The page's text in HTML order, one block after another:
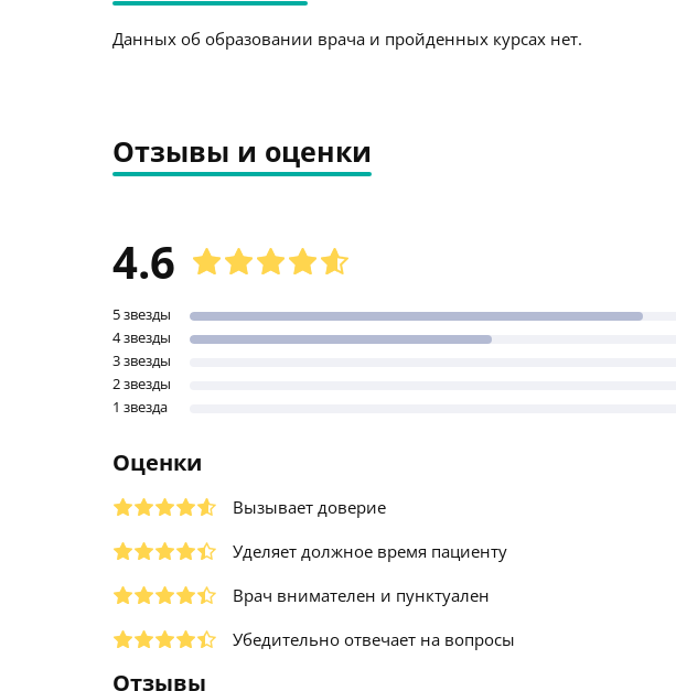
Данных об образовании врача и пройденных курсах нет.
Отзывы и оценки
4.6
5 звезды
4 звезды
3 звезды
2 звезды
1 звезда
Оценки
Вызывает доверие
Уделяет должное время пациенту
Врач внимателен и пунктуален
Убедительно отвечает на вопросы
Отзывы